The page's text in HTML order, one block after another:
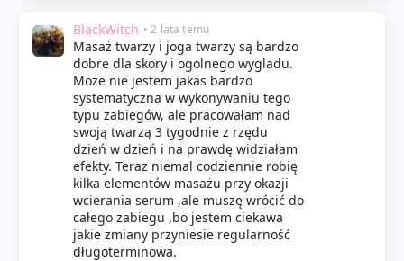
BlackWitch • 2 lata temu
Masaż twarzy i joga twarzy są bardzo
dobre dla skory i ogolnego wygladu.
Może nie jestem jakas bardzo
systematyczna w wykonywaniu tego
typu zabiegów, ale pracowałam nad
swoją twarzą 3 tygodnie z rzędu
dzień w dzień i na prawdę widziałam
efekty. Teraz niemal codziennie robię
kilka elementów masażu przy okazji
wcierania serum ,ale muszę wrócić do
całego zabiegu ,bo jestem ciekawa
jakie zmiany przyniesie regularność
długoterminowa.